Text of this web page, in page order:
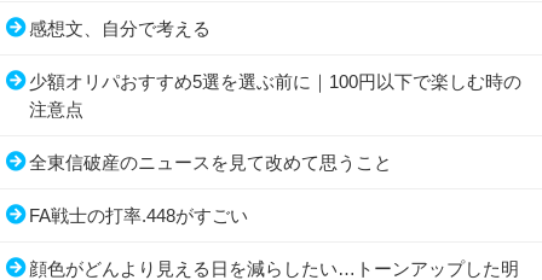
感想文、自分で考える
少額オリパおすすめ5選を選ぶ前に｜100円以下で楽しむ時の
注意点
全東信破産のニュースを見て改めて思うこと
FA戦士の打率.448がすごい
顔色がどんより見える日を減らしたい…トーンアップした明